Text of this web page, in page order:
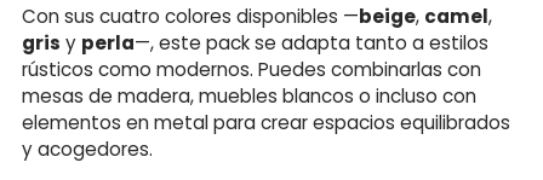
Con sus cuatro colores disponibles —beige, camel,
gris y perla—, este pack se adapta tanto a estilos
rústicos como modernos. Puedes combinarlas con
mesas de madera, muebles blancos o incluso con
elementos en metal para crear espacios equilibrados
y acogedores.